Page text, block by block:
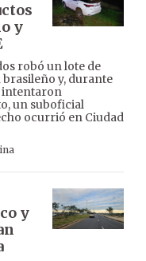
y
robó un lote de
y, durante
intentaron
un suboficial
ocurrió en Ciudad
y